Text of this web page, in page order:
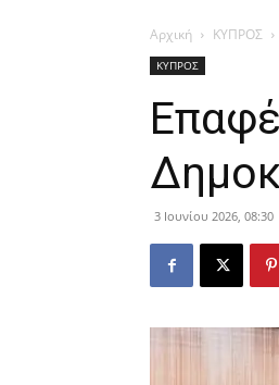
Αρχική ΚΥΠΡΟΣ
ΚΥΠΡΟΣ
3 Ιουνίου 2026, 08:30